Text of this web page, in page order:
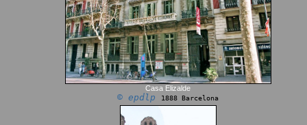
Casa Elizalde
© epdlp 1888 Barcelona